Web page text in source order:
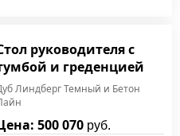
руководителя с
и греденцией
Линдберг Темный и Бетон
500 070 руб.